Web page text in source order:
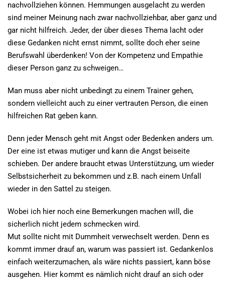
nachvollziehen können. Hemmungen ausgelacht zu werden
sind meiner Meinung nach zwar nachvollziehbar, aber ganz und
gar nicht hilfreich. Jeder, der über dieses Thema lacht oder
diese Gedanken nicht ernst nimmt, sollte doch eher seine
Berufswahl überdenken! Von der Kompetenz und Empathie
dieser Person ganz zu schweigen…
Man muss aber nicht unbedingt zu einem Trainer gehen,
sondern vielleicht auch zu einer vertrauten Person, die einen
hilfreichen Rat geben kann.
Denn jeder Mensch geht mit Angst oder Bedenken anders um.
Der eine ist etwas mutiger und kann die Angst beiseite
schieben. Der andere braucht etwas Unterstützung, um wieder
Selbstsicherheit zu bekommen und z.B. nach einem Unfall
wieder in den Sattel zu steigen.
Wobei ich hier noch eine Bemerkungen machen will, die
sicherlich nicht jedem schmecken wird.
Mut sollte nicht mit Dummheit verwechselt werden. Denn es
kommt immer drauf an, warum was passiert ist. Gedankenlos
einfach weiterzumachen, als wäre nichts passiert, kann böse
ausgehen. Hier kommt es nämlich nicht drauf an sich oder